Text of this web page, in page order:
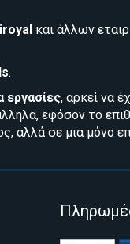
και άλλων
.
εργασίες, αρκεί να
εφόσον το
αλλά σε μια μόνο